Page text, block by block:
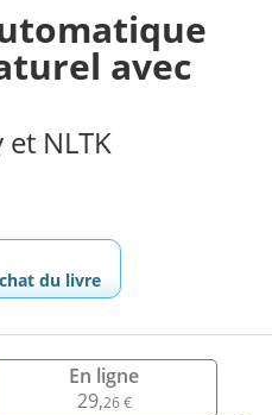
avec
et NLTK
du livre
En ligne
29,26 €